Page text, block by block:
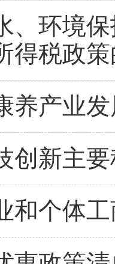
、环境
得税政
养产业
创新主
和个体